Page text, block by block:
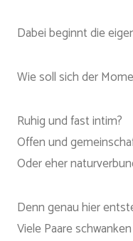
Dabei beginnt die
Wie soll sich der
Ruhig und fast intim?
Offen und
Oder eher
Denn genau hier
Viele Paare